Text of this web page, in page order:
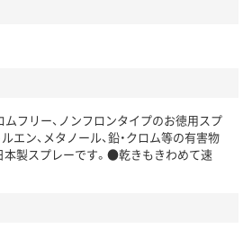
ムフリー、ノンフロンタイプのお徳用スプ
エン、メタノール、鉛・クロム等の有害物
製スプレーです。●乾きもきわめて速